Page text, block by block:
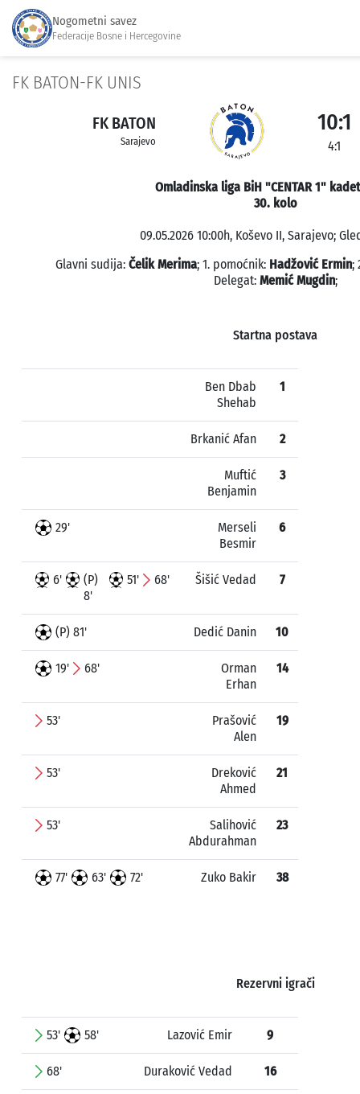
Nogometni savez
Federacije Bosne i Hercegovine
FK BATON-FK UNIS
FK BATON
Sarajevo
10:1
4:1
Omladinska liga BiH "CENTAR 1"
30. kolo
09.05.2026 10:00h, Koševo II, Sarajevo;
Glavni sudija: Čelik Merima; 1. pomoćnik: Hadžović Ermin;
Delegat: Memić Mugdin;
Startna postava
Ben Dbab
Shehab
1
Brkanić Afan 2
Muftić
Benjamin
3
29'
Merseli
Besmir
6
6'
(P)
8'
51' 68' Šišić Vedad 7
(P) 81' Dedić Danin 10
19' 68'
Orman
Erhan
14
53'
Prašović
Alen
19
53'
Dreković
Ahmed
21
53'
Salihović
Abdurahman
23
77' 63' 72' Zuko Bakir 38
Rezervni igrači
53' 58' Lazović Emir 9
68' Duraković Vedad 16